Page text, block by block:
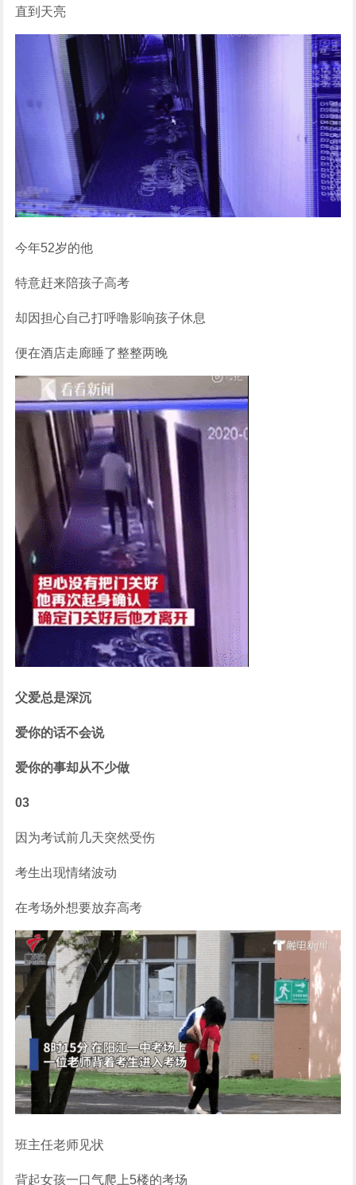
直到天亮
今年52岁的他
特意赶来陪孩子高考
却因担心自己打呼噜影响孩子休息
便在酒店走廊睡了整整两晚
父爱总是深沉
爱你的话不会说
爱你的事却从不少做
03
因为考试前几天突然受伤
考生出现情绪波动
在考场外想要放弃高考
班主任老师见状
背起女孩一口气爬上5楼的考场